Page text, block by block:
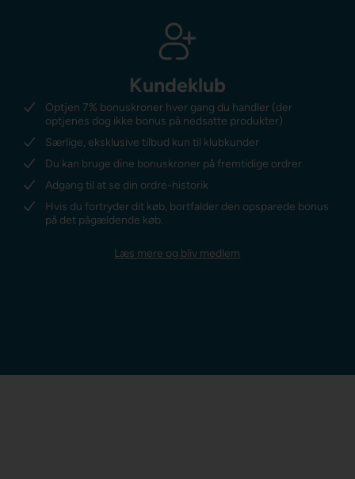
Kundeklub
Optjen 7% bonuskroner hver gang du handler (der
optjenes dog ikke bonus på nedsatte produkter)
Særlige, eksklusive tilbud kun til klubkunder
Du kan bruge dine bonuskroner på fremtidige ordrer
Adgang til at se din ordre-historik
Hvis du fortryder dit køb, bortfalder den opsparede bonus
på det pågældende køb.
Læs mere og bliv medlem